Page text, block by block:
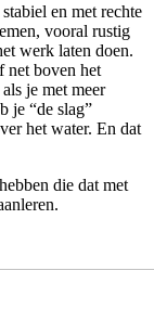
en met rechte
vooral rustig
werk laten doen.
net boven het
je met meer
je “de slag”
het water. En dat
die dat met